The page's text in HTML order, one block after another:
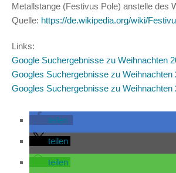
Metallstange (Festivus Pole) anstelle des
Quelle: https://de.wikipedia.org/wiki/
Links:
Google Suchergebnisse zu Weihnachten
Googles Suchergebnisse zu Weihnachten
Googles Suchergebnisse zu Weihnachten
teilen
teilen
teilen